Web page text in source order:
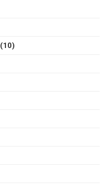
(10)